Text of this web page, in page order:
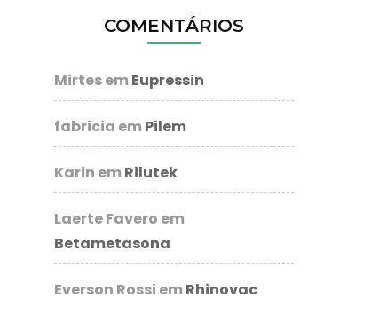
COMENTÁRIOS
Mirtesem Eupressin
fabricia em Pilem
Karin em Rilutek
Laerte Favero em
Betametasona
Everson Rossi em Rhinovac